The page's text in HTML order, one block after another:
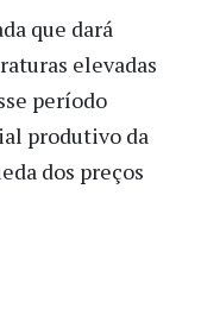
que dará
elevadas
período
produtivo da
dos preços